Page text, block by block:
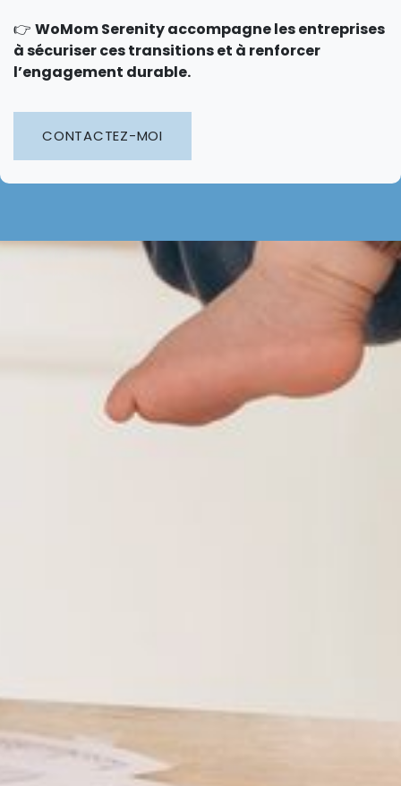
👉 WoMom Serenity accompagne les entreprises
à sécuriser ces transitions et à renforcer
l’engagement durable.
CONTACTEZ-MOI